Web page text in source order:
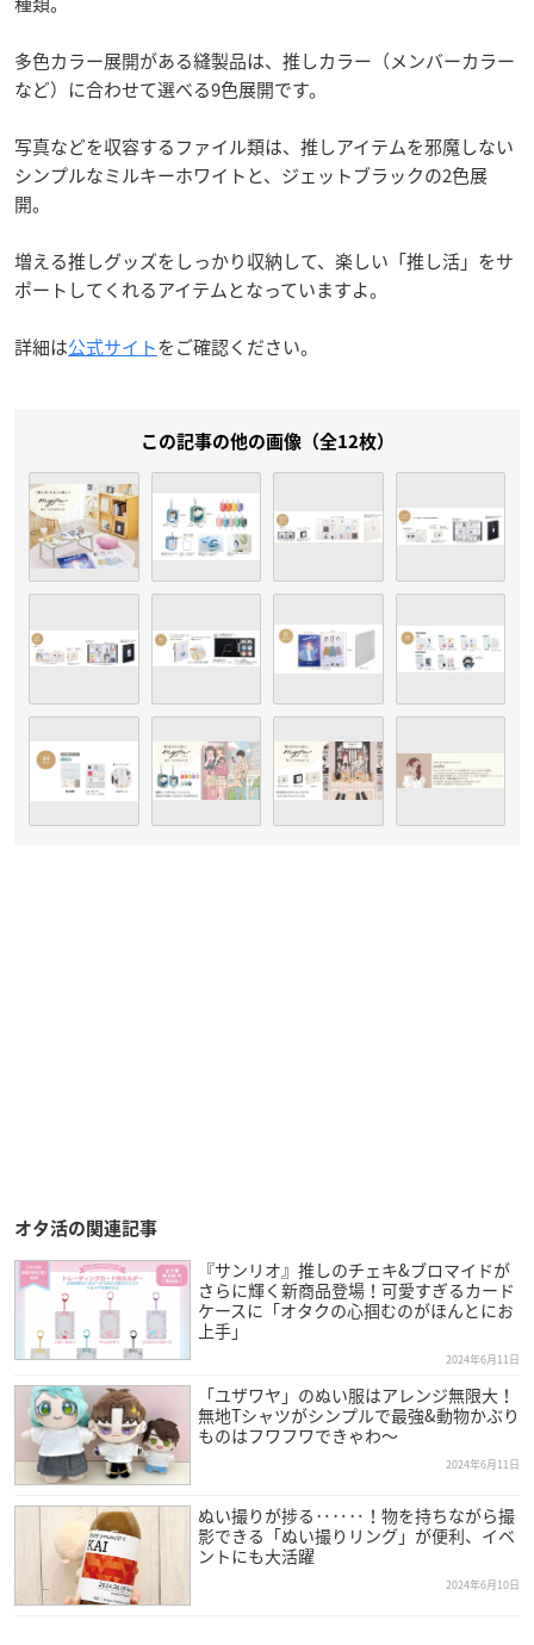
多色カラー展開がある縫製品は、推しカラー（メンバーカラー
など）に合わせて選べる9色展開です。
写真などを収容するファイル類は、推しアイテムを邪魔しない
シンプルなミルキーホワイトと、ジェットブラックの2色展
開。
増える推しグッズをしっかり収納して、楽しい「推し活」をサ
ポートしてくれるアイテムとなっていますよ。
詳細は公式サイトをご確認ください。
この記事の他の画像（全12枚）
オタ活の関連記事
『サンリオ』推しのチェキ&ブロマイドが
さらに輝く新商品登場！可愛すぎるカード
ケースに「オタクの心掴むのがほんとにお
上手」
2024年6月11日
「ユザワヤ」のぬい服はアレンジ無限大！
無地Tシャツがシンプルで最強&動物かぶり
ものはフワフワできゃわ～
2024年6月11日
ぬい撮りが捗る‥‥‥！物を持ちながら撮
影できる「ぬい撮りリング」が便利、イベ
ントにも大活躍
2024年6月10日